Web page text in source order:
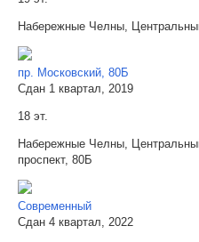
Набережные Челны,
пр. Московский, 80Б
Сдан 1 квартал, 2019
18 эт.
Набережные Челны,
проспект, 80Б
Современный
Сдан 4 квартал, 2022